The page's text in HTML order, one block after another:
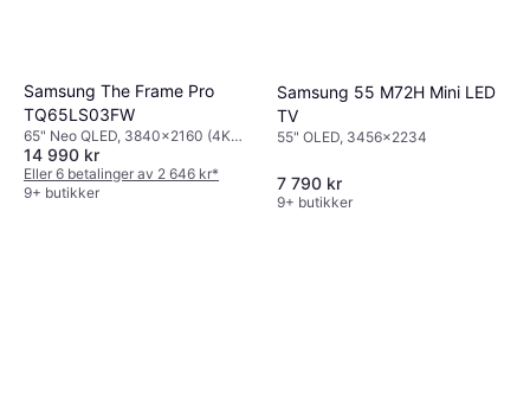
Samsung The Frame Pro
TQ65LS03FW
65" Neo QLED, 3840x2160 (4K
Ultra HD), Smart TV
14 990 kr
Eller 6 betalinger av 2 646 kr*
9+ butikker
Samsung 55 M72H Mini LED
TV
55" OLED, 3456x2234
7 790 kr
9+ butikker